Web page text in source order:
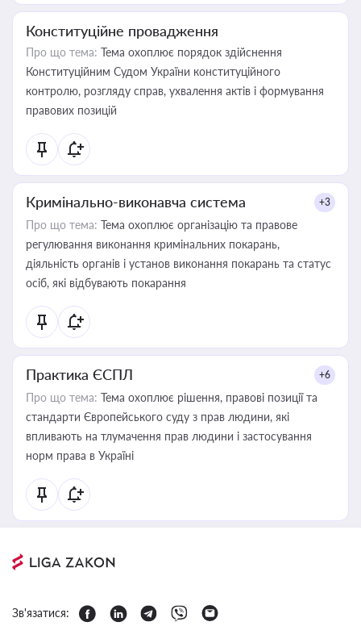
Конституційне провадження
Про що тема: Тема охоплює порядок здійснення
Конституційним Судом України конституційного
контролю, розгляду справ, ухвалення актів і формування
правових позицій
Кримінально-виконавча система +3
Про що тема: Тема охоплює організацію та правове
регулювання виконання кримінальних покарань,
діяльність органів і установ виконання покарань та статус
осіб, які відбувають покарання
Практика ЄСПЛ +6
Про що тема: Тема охоплює рішення, правові позиції та
стандарти Європейського суду з прав людини, які
впливають на тлумачення прав людини і застосування
норм права в Україні
Зв'язатися: